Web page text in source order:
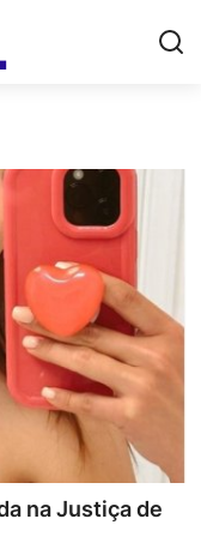
na Justiça de